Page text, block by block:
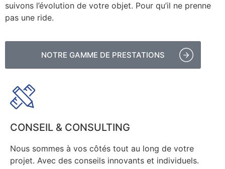
suivons l’évolution de votre objet. Pour qu’il ne prenne
pas une ride.
NOTRE GAMME DE PRESTATIONS
CONSEIL & CONSULTING
Nous sommes à vos côtés tout au long de votre
projet. Avec des conseils innovants et individuels.